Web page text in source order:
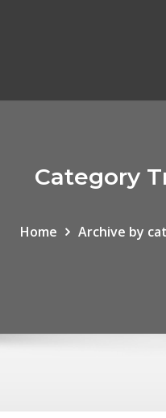
Category
Home Archive by